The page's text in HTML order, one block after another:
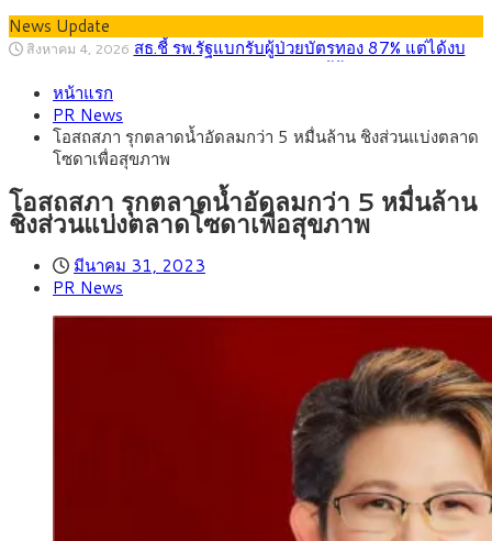
News Update
สิงหาคม 4, 2026 สธ.ชี้ รพ.รัฐแบกรับผู้ป่วยบัตรทอง 87% แต่ได้งบ
งานจริง
33.00-33.60 ติดตามข้อมูลจ้างงานสหรัฐฯ
สิงหาคม 1, 2026
เดินหน้า 5 ยุทธศาสตร์ รื้อโครงสร้างเศรษฐกิจ ดันไทยโตเต็ม
ศักยภาพ
กรกฎาคม 27, 2026
ภัยเงียบใกล้ตัวเด็ก LSD “แสตมป์เมา” ยาเสพ
ติดลายการ์ตูน กรมศุลกากร เตือนผู้ปกครองเฝ้าระวัง หลังยึดล็อต
ใหญ่จากเยอรมนี
กรกฎาคม 27, 2026 กรุงศรี คาดเงินบาทสัปดาห์นี้ (27–31 ก.ค.
2569) ซื้อขายในกรอบ 33.40-34.00 มองเฟดคงดอกเบี้ย
สิงหาคม 5, 2026 ครม.ไฟเขียวหลักการ ร่าง พ.ร.ฎ. เปิดทาง รฟม.เดิน
หน้ารถไฟฟ้าสงขลา โมโนเรล 12.54 กม. เชื่อมเมืองหาดใหญ่
หน้าแรก
PR News
โอสถสภา รุกตลาดน้ำอัดลมกว่า 5 หมื่นล้าน ชิงส่วนแบ่งตลาด
โซดาเพื่อสุขภาพ
โอสถสภา รุกตลาดน้ำอัดลมกว่า 5 หมื่นล้าน
ชิงส่วนแบ่งตลาดโซดาเพื่อสุขภาพ
มีนาคม 31, 2023
PR News